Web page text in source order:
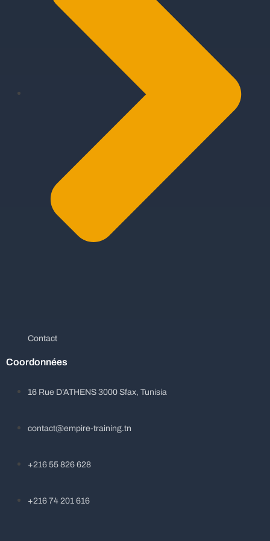
Contact
Coordonnées
16 Rue D’ATHENS 3000 Sfax, Tunisia
contact@empire-training.tn
+216 55 826 628
+216 74 201 616